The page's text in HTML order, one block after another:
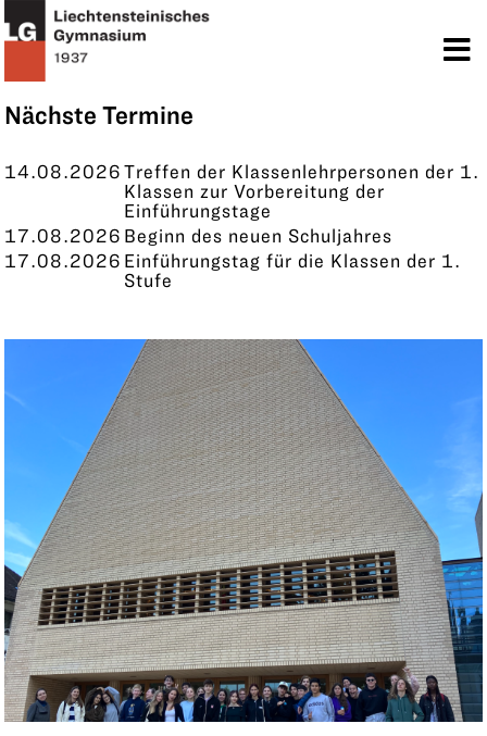
Nächste Termine
14.08.2026Treffen der Klassenlehrpersonen der 1.
Klassen zur Vorbereitung der
Einführungstage
17.08.2026 Beginn des neuen Schuljahres
17.08.2026 Einführungstag für die Klassen der 1.
Stufe
KONTAKT